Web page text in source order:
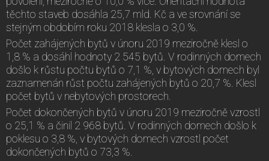
těchto staveb dosáhla 25,7 mld. Kč a ve srovnání se
stejným obdobím roku 2018 klesla o 3,0 %.
Počet zahájených bytů v únoru 2019 meziročně klesl o
1,8 % a dosáhl hodnoty 2 545 bytů. V rodinných domech
došlo k růstu počtu bytů o 7,1 %, v bytových domech byl
zaznamenán růst počtu zahájených bytů o 20,7 %. Klesl
počet bytů v nebytových prostorech.
Počet dokončených bytů v únoru 2019 meziročně vzrostl
o 25,1 % a činil 2 968 bytů. V rodinných domech došlo k
poklesu o 3,8 %, v bytových domech vzrostl počet
dokončených bytů o 73,3 %.